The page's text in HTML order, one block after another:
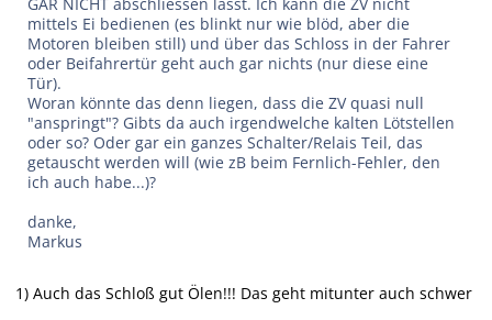
mittels Ei bedienen (es blinkt nur wie blöd, aber die
Motoren bleiben still) und über das Schloss in der Fahrer
oder Beifahrertür geht auch gar nichts (nur diese eine
Tür).
Woran könnte das denn liegen, dass die ZV quasi null
"anspringt"? Gibts da auch irgendwelche kalten Lötstellen
oder so? Oder gar ein ganzes Schalter/Relais Teil, das
getauscht werden will (wie zB beim Fernlich-Fehler, den
ich auch habe...)?
danke,
Markus
1) Auch das Schloß gut Ölen!!! Das geht mitunter auch schwer